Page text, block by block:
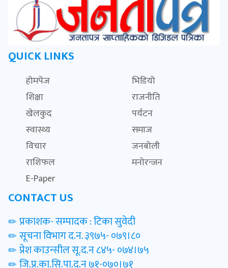
QUICK LINKS
होमपेज
भिडियो
शिक्षा
राजनीति
खेलकुद
पर्यटन
स्वास्थ्य
समाज
विचार
जनबोली
राशिफल
मनोरन्जन
E-Paper
CONTACT US
प्रकाशक- सम्पादक : टिका सुवेदी
सूचना विभाग द.न. ३९७५- ०७९।८०
प्रेश काउन्सील सू.द.न ८४५- ०७४।७५
जि.प्र.का.सि.पा.द.न ७१-०७०।७१